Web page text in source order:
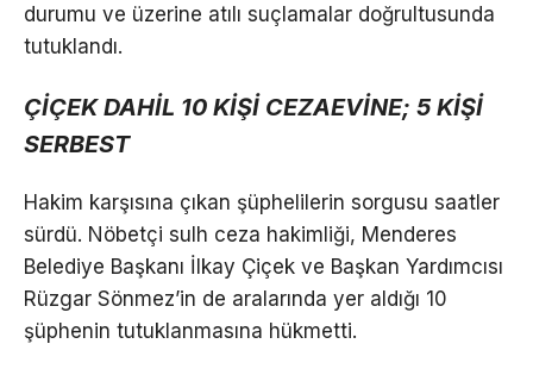
durumu ve üzerine atılı suçlamalar doğrultusunda
tutuklandı.
ÇİÇEK DAHİL 10 KİŞİ CEZAEVİNE; 5 KİŞİ
SERBEST
Hakim karşısına çıkan şüphelilerin sorgusu saatler
sürdü. Nöbetçi sulh ceza hakimliği, Menderes
Belediye Başkanı İlkay Çiçek ve Başkan Yardımcısı
Rüzgar Sönmez’in de aralarında yer aldığı 10
şüphenin tutuklanmasına hükmetti.